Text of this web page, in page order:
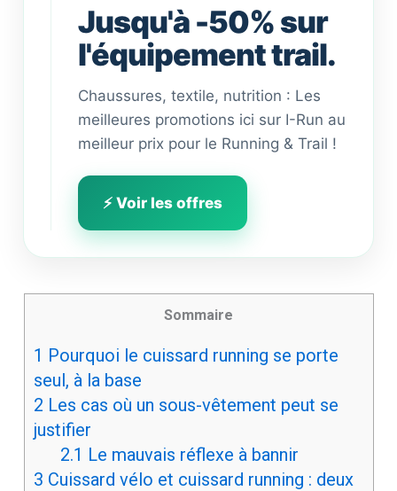
Jusqu'à -50% sur
l'équipement trail.
Chaussures, textile, nutrition : Les
meilleures promotions ici sur I-Run au
meilleur prix pour le Running & Trail !
⚡ Voir les offres
Sommaire
1 Pourquoi le cuissard running se porte
seul, à la base
2 Les cas où un sous-vêtement peut se
justifier
2.1 Le mauvais réflexe à bannir
3 Cuissard vélo et cuissard running : deux